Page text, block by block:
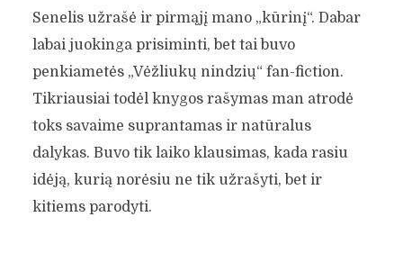
Senelis užrašė ir pirmąjį mano „kūrinį“. Dabar
labai juokinga prisiminti, bet tai buvo
penkiametės „Vėžliukų nindzių“ fan-fiction.
Tikriausiai todėl knygos rašymas man atrodė
toks savaime suprantamas ir natūralus
dalykas. Buvo tik laiko klausimas, kada rasiu
idėją, kurią norėsiu ne tik užrašyti, bet ir
kitiems parodyti.